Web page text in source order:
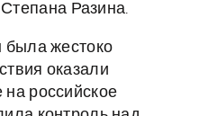
Разина.
была жестоко
оказали
на российское